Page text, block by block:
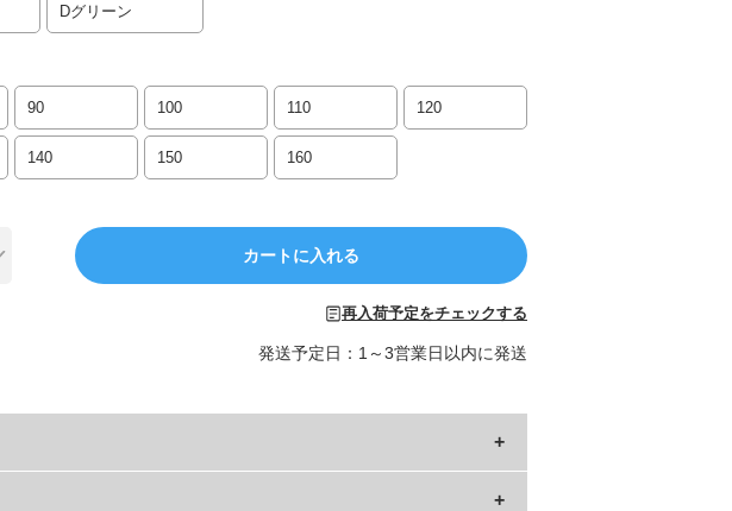
Dグリーン
90 100 110 120
140 150 160
カートに入れる
再入荷予定をチェックする
発送予定日：1～3営業日以内に発送